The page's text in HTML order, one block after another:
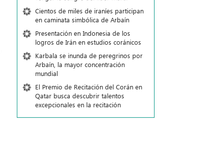
Cientos de miles de iraníes participan
en caminata simbólica de Arbaín
Presentación en Indonesia de los
logros de Irán en estudios coránicos
Karbala se inunda de peregrinos por
Arbaín, la mayor concentración
mundial
El Premio de Recitación del Corán en
Qatar busca descubrir talentos
excepcionales en la recitación